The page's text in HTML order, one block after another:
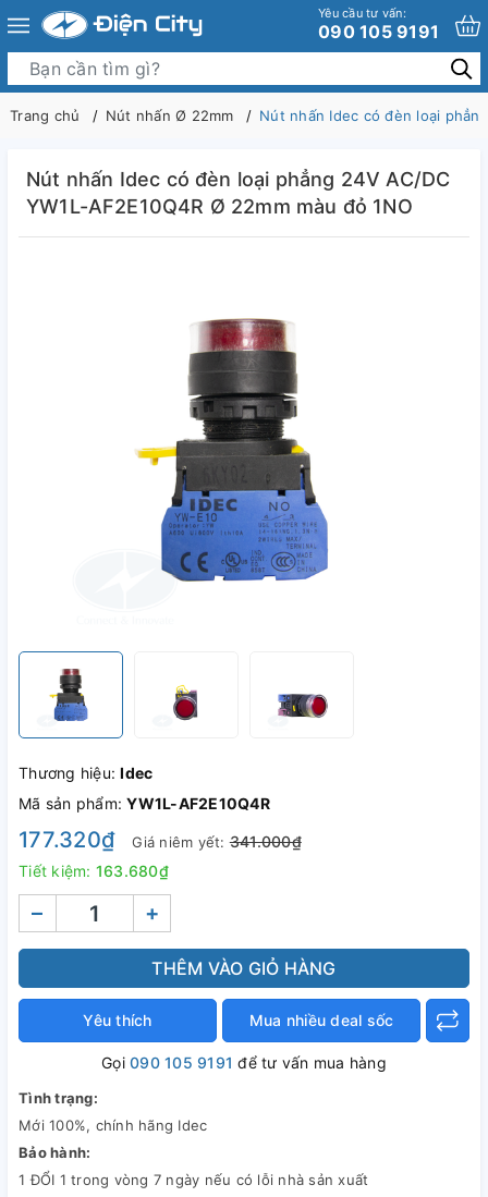
Yêu cầu tư vấn:
090 105 9191
Trang chủ Nút nhấn Ø 22mm Nút nhấn Idec có đèn loại
Nút nhấn Idec có đèn loại phẳng 24V AC/DC
YW1L-AF2E10Q4R Ø 22mm màu đỏ 1NO
Thương hiệu:Idec
Mã sản phẩm:YW1L-AF2E10Q4R
177.320₫ Giá niêm yết:341.000₫
Tiết kiệm: 163.680₫
– +
THÊM VÀO GIỎ HÀNG
Yêu thích Mua nhiều deal sốc
Gọi090 105 9191 để tư vấn mua hàng
Tình trạng:
Mới 100%, chính hãng Idec
Bảo hành:
1 ĐỔI 1 trong vòng 7 ngày nếu có lỗi nhà sản xuất